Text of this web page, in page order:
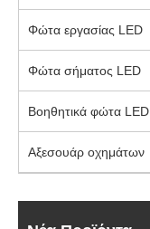
Φώτα εργασίας LED
Φώτα σήματος LED
Βοηθητικά φώτα LED
Αξεσουάρ οχημάτων